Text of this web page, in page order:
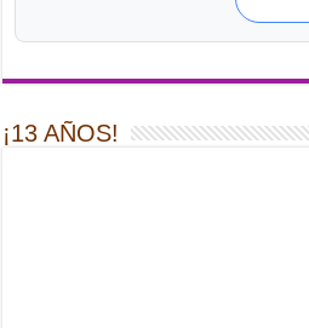
¡13 AÑOS!